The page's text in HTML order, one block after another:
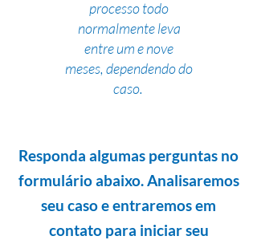
processo todo
normalmente leva
entre um e nove
meses, dependendo do
caso.
Responda algumas perguntas no
formulário abaixo. Analisaremos
seu caso e entraremos em
contato para iniciar seu